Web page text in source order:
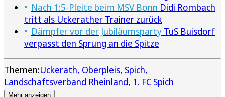
Nach 1:5-Pleite beim MSV Bonn Didi Rombach
tritt als Uckerather Trainer zurück
Dämpfer vor der Jubiläumsparty TuS Buisdorf
verpasst den Sprung an die Spitze
Themen:Uckerath Oberpleis Spich
Landschaftsverband Rheinland 1. FC Spich
Mehr anzeigen